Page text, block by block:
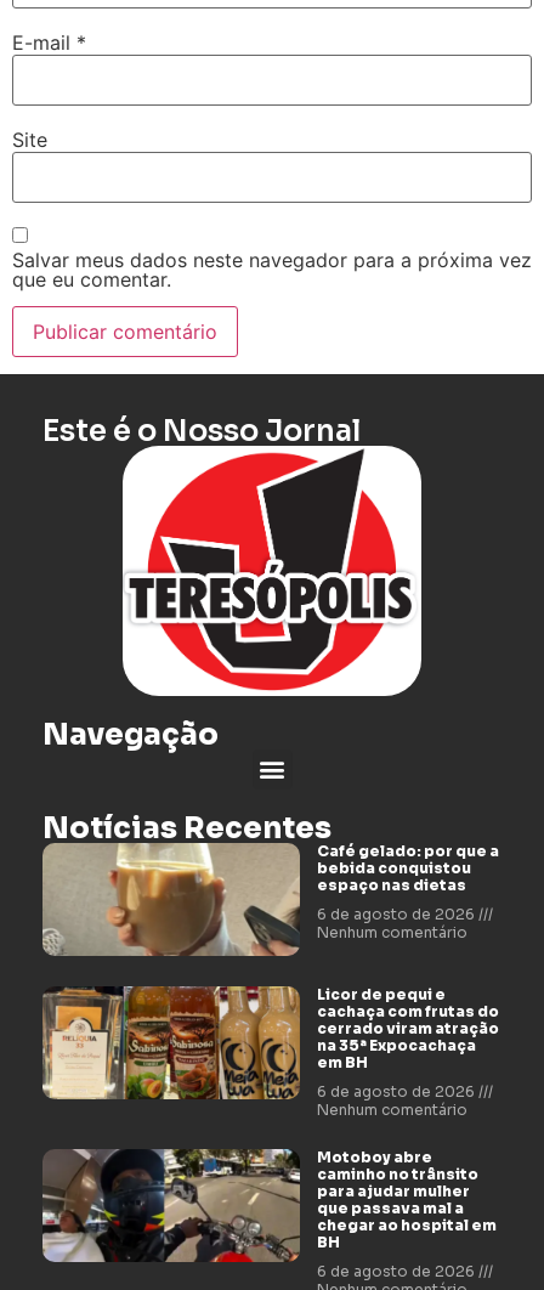
E-mail *
Site
Salvar meus dados neste navegador para a próxima vez
que eu comentar.
Este é o Nosso Jornal
Navegação
Notícias Recentes
Café gelado: por que a
bebida conquistou
espaço nas dietas
6 de agosto de 2026
Nenhum comentário
Licor de pequi e
cachaça com frutas do
cerrado viram atração
na 35ª Expocachaça
em BH
6 de agosto de 2026
Nenhum comentário
Motoboy abre
caminho no trânsito
para ajudar mulher
que passava mal a
chegar ao hospital em
BH
6 de agosto de 2026